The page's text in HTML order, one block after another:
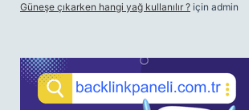
Güneşe çıkarken hangi yağ kullanılır ? için admin